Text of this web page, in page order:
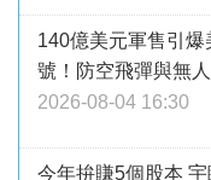
140億美元軍售引
號！防空飛彈與無
2026-08-04 16:30
今年拚賺5個股本